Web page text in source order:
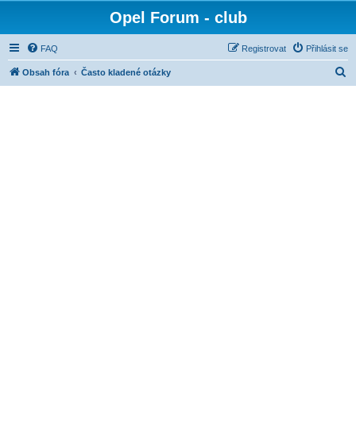
Opel Forum - club
FAQ Přihlásit se
Registrovat
Obsah fóra Často kladené otázky